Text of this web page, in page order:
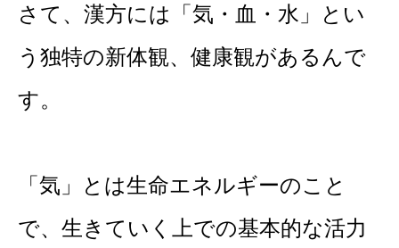
さて、漢方には「気・血・水」とい
う独特の新体観、健康観があるんで
す。
「気」とは生命エネルギーのこと
で、生きていく上での基本的な活力